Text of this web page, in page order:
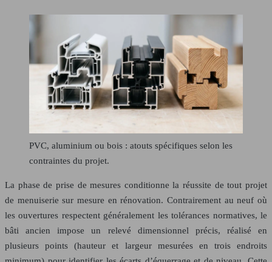
PVC, aluminium ou bois : atouts spécifiques selon les
contraintes du projet.
La phase de prise de mesures conditionne la réussite de tout projet
de menuiserie sur mesure en rénovation. Contrairement au neuf où
les ouvertures respectent généralement les tolérances normatives, le
bâti ancien impose un relevé dimensionnel précis, réalisé en
plusieurs points (hauteur et largeur mesurées en trois endroits